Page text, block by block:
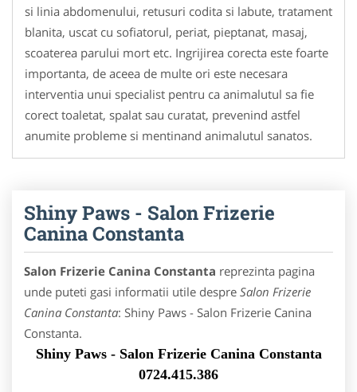
si linia abdomenului, retusuri codita si labute, tratament
blanita, uscat cu sofiatorul, periat, pieptanat, masaj,
scoaterea parului mort etc. Ingrijirea corecta este foarte
importanta, de aceea de multe ori este necesara
interventia unui specialist pentru ca animalutul sa fie
corect toaletat, spalat sau curatat, prevenind astfel
anumite probleme si mentinand animalutul sanatos.
Shiny Paws - Salon Frizerie
Canina Constanta
Salon Frizerie Canina Constanta reprezinta pagina
unde puteti gasi informatii utile despre Salon Frizerie
Canina Constanta: Shiny Paws - Salon Frizerie Canina
Constanta.
Shiny Paws - Salon Frizerie Canina Constanta
0724.415.386